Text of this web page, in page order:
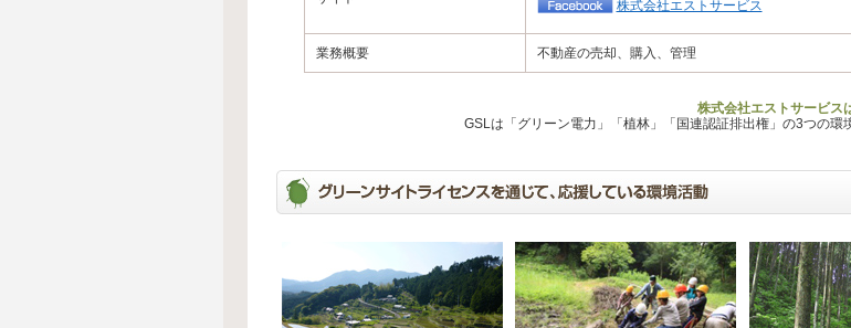
株式会社エストサービス
業務概要 不動産の売却、購入、管理
株式会社エストサービス
GSLは「グリーン電力」「植林」「国連認証排出権」の3つの環